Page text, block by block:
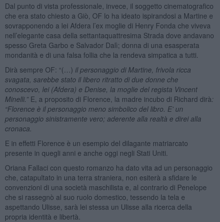
Dal punto di vista professionale, invece, il soggetto cinematografico
che era stato chiesto a Giò, OF lo ha ideato ispirandosi a Martine e
sovrapponendo a lei Afdera l’ex moglie di Henry Fonda che viveva
nell’elegante casa della settantaquattresima Strada dove andavano
spesso Greta Garbo e Salvador Dalì; donna di una esasperata
mondanità e di una falsa follia che la rendeva simpatica a tutti.
Dirà sempre OF: “(…) il personaggio di Martine, frivola ricca
svagata, sarebbe stato il libero ritratto di due donne che
conoscevo, lei (Afdera) e Denise, la moglie del regista Vincent
Minelli.” E, a proposito di Florence, la madre incubo di Richard dirà:
“Florence è il personaggio meno simbolico del libro. E’ un
personaggio sinistramente vero; aderente alla realtà e direi alla
cronaca.
E in effetti Florence è un esempio del dilagante matriarcato
presente in quegli anni e anche oggi negli Stati Uniti.
Oriana Fallaci con questo romanzo ha dato vita ad un personaggio
che, catapultato in una terra straniera, non esiterà a sfidare le
convenzioni di una società maschilista e, al contrario di Penelope
che si rassegnò al suo ruolo domestico, tessendo la tela e
aspettando Ulisse, sarà lei stessa un Ulisse alla ricerca della
propria identità e libertà.